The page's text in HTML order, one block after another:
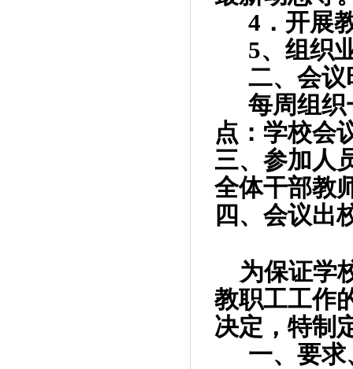
4 ．开展
5、组织
二、会议
每周组织
点：学校会
三、参加人
全体干部教
四、会议出
为保证学
教职工工作
决定，特制
一、要求